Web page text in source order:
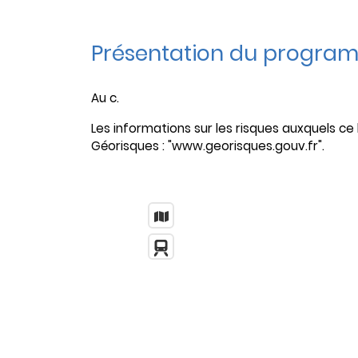
Présentation du
Au c.
Les informations sur les risques auxquels
Géorisques : "www.georisques.gouv.fr".